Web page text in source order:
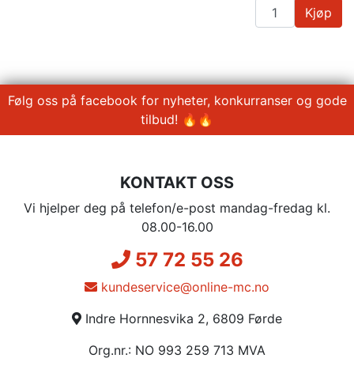
Kjøp
Følg oss på facebook for nyheter, konkurranser og gode
tilbud! 🔥🔥
KONTAKT OSS
Vi hjelper deg på telefon/e-post mandag-fredag kl.
08.00-16.00
57 72 55 26
kundeservice@online-mc.no
Indre Hornnesvika 2, 6809 Førde
Org.nr.: NO 993 259 713 MVA